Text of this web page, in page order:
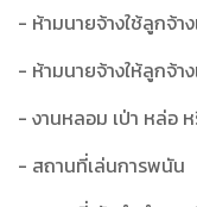
- ห้ามนายจ้างใช้ลูกจ้า
- ห้ามนายจ้างให้ลูกจ้า
- งานหลอม เป่า หล่อ
- สถานที่เล่นการพนัน